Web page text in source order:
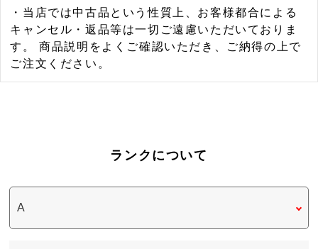
・当店では中古品という性質上、お客様都合による
キャンセル・返品等は一切ご遠慮いただいておりま
す。 商品説明をよくご確認いただき、ご納得の上で
ご注文ください。
ランクについて